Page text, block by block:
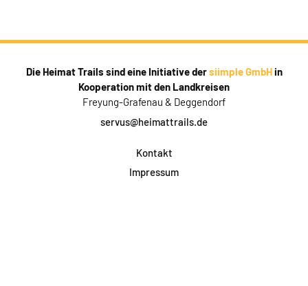
Die Heimat Trails sind eine Initiative dersiimple GmbHin
Kooperation mit den Landkreisen
Freyung-Grafenau & Deggendorf
servus@heimattrails.de
Kontakt
Impressum